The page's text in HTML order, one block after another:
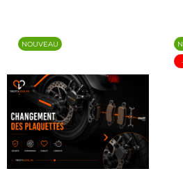
NOUVEAU